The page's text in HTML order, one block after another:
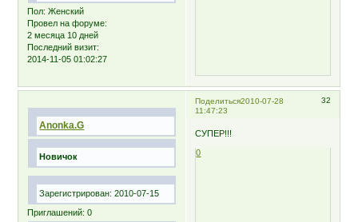
Пол: Женский
Провел на форуме:
2 месяца 10 дней
Последний визит:
2014-11-05 01:02:27
Поделиться 32
2010-07-28
11:47:23
Anonka.G
Новичок
Зарегистрирован: 2010-07-15
Приглашений: 0
СУПЕР!!!
0